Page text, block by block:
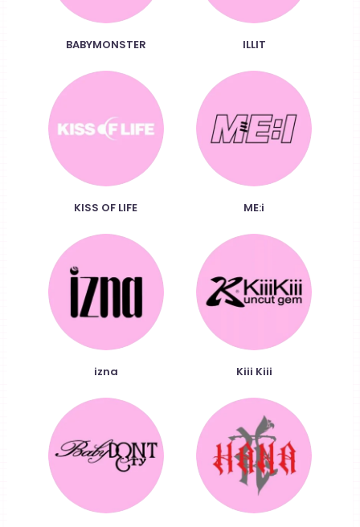
BABYMONSTER ILLIT
KISS OF LIFE ME:i
izna Kiii Kiii